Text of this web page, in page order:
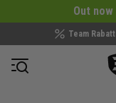
Out
Team
Navigation öffnen